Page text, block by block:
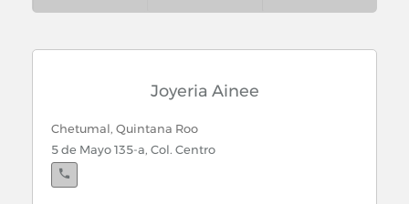
Joyeria Ainee
Chetumal, Quintana Roo
5 de Mayo 135-a, Col. Centro